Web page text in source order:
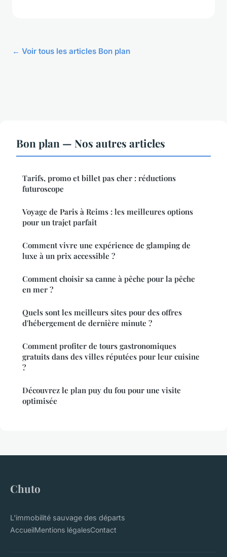
← Voir tous les articles Bon plan
Bon plan — Nos autres articles
Tarifs, promo et billet pas cher : réductions
futuroscope
Voyage de Paris à Reims : les meilleures options
pour un trajet parfait
Comment vivre une expérience de glamping de
luxe à un prix accessible ?
Comment choisir sa canne à pêche pour la pêche
en mer ?
Quels sont les meilleurs sites pour des offres
d'hébergement de dernière minute ?
Comment profiter de tours gastronomiques
gratuits dans des villes réputées pour leur cuisine
?
Découvrez le plan puy du fou pour une visite
optimisée
Chuto
L'immobilité sauvage des départs
AccueilMentions légalesContact